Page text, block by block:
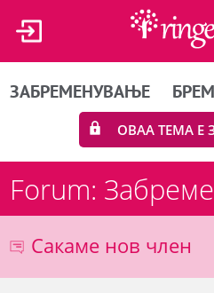
ЗАБРЕМЕНУВАЊЕ
ОВАА ТЕМА Е
Forum:
Сакаме нов член